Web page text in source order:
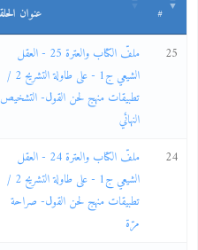
عنوان الحلقة
25
ملفّ الكتاب والعترة 25 - العقل
الشيعي ج1 - على طاولة التشريح 2 /
تطبيقات منهج لحن القول- التشخيص
النهائي
24
ملفّ الكتاب والعترة 24 - العقل
الشيعي ج1 - على طاولة التشريح 2 /
تطبيقات منهج لحن القول- صراحة
مرّة